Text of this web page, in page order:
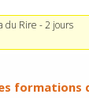
du Rire - 2 jours
formations